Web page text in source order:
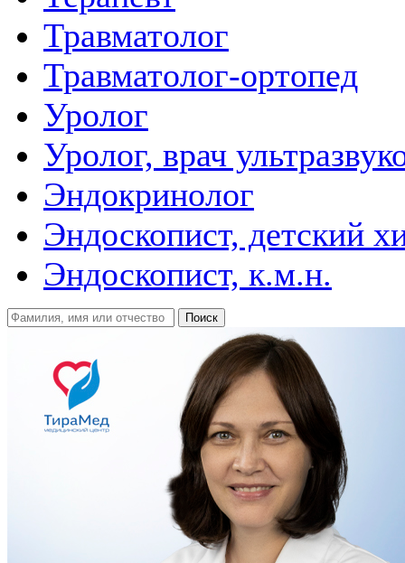
Травматолог
Травматолог-ортопед
Уролог
Уролог, врач
Эндокринолог
Эндоскопист, детский
Эндоскопист, к.м.н.
Поиск